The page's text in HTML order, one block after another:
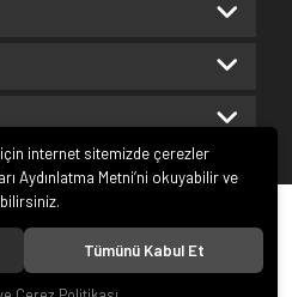
internet sitemizde çerezler
Aydınlatma Metni’ni okuyabilir ve
Tümünü Kabul Et